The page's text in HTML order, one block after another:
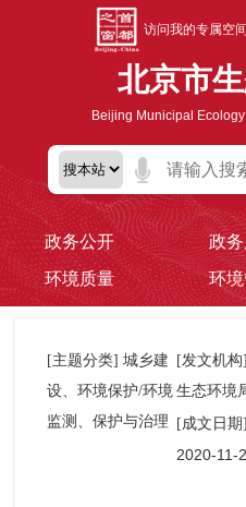
访问我的专属空间
北京市
Beijing Municipal
政务公开 政
环境质量
环
[主题分类] 城乡建
设、环境保护/环境
监测、保护与治理
[发文机
生态环境
[成文日期]
2020-11-